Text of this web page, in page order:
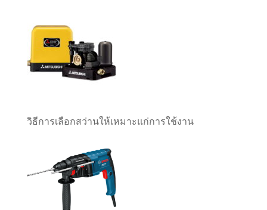
วิธีการเลือกสว่านให้เหมาะแก่การใช้งาน